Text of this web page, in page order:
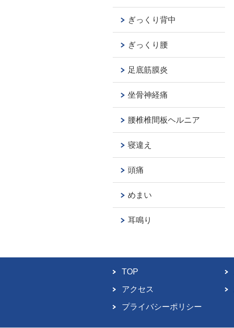
ぎっくり背中
ぎっくり腰
足底筋膜炎
坐骨神経痛
腰椎椎間板ヘルニア
寝違え
頭痛
めまい
耳鳴り
TOP
アクセス
プライバシーポリシー